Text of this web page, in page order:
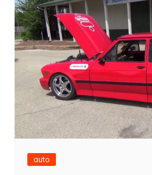
auto